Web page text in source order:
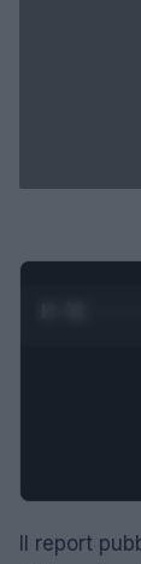
Il report